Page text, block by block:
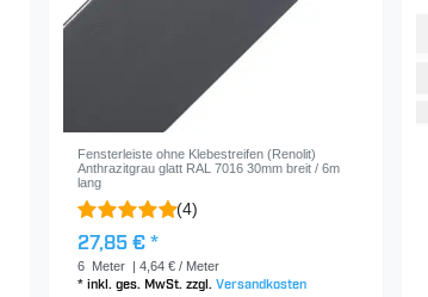
Fensterleiste ohne Klebestreifen (Renolit)
Anthrazitgrau glatt RAL 7016 30mm breit / 6m
lang
(4)
27,85 € *
6 Meter | 4,64 € / Meter
* inkl. ges. MwSt. zzgl. Versandkosten